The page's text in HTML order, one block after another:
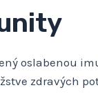
oslabenou
zdravých